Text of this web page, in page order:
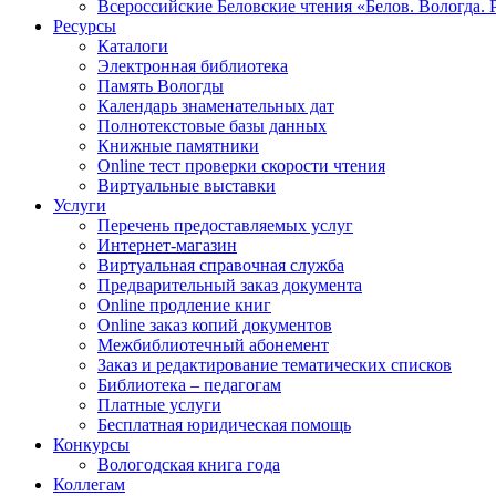
Всероссийские Беловские чтения «Белов. Вологда.
Ресурсы
Каталоги
Электронная библиотека
Память Вологды
Календарь знаменательных дат
Полнотекстовые базы данных
Книжные памятники
Online тест проверки скорости чтения
Виртуальные выставки
Услуги
Перечень предоставляемых услуг
Интернет-магазин
Виртуальная справочная служба
Предварительный заказ документа
Online продление книг
Online заказ копий документов
Межбиблиотечный абонемент
Заказ и редактирование тематических списков
Библиотека – педагогам
Платные услуги
Бесплатная юридическая помощь
Конкурсы
Вологодская книга года
Коллегам